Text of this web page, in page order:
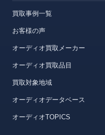
買取事例一覧
お客様の声
オーディオ買取メーカー
オーディオ買取品目
買取対象地域
オーディオデータベース
オーディオTOPICS